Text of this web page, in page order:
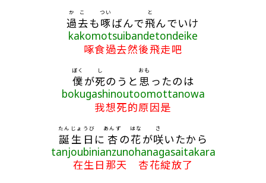
過去
かこ
も啄
つい
ばんで飛
と
んでいけ
kakomotsuibandetondeike
啄食過去然後飛走吧
僕
ぼく
が死
し
のうと 思
おも
ったのは
bokugashinoutoomottanowa
我想死的原因是
誕生日
たんじょうび
に 杏
あんず
の花
はな
が咲
さ
いたから
tanjoubinianzunohanagasaitakara
在生日那天 杏花綻放了